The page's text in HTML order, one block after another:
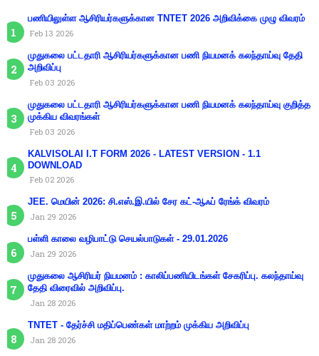
பணியிலுள்ள ஆசிரியர்களுக்கான TNTET 2026 அறிவிக்கை முழு விவரம்
Feb 13 2026
முதுகலை பட்டதாரி ஆசிரியர்களுக்கான பணி நியமனக் கலந்தாய்வு தேதி
அறிவிப்பு
Feb 03 2026
முதுகலை பட்டதாரி ஆசிரியர்களுக்கான பணி நியமனக் கலந்தாய்வு குறித்த
முக்கிய விவரங்கள்
Feb 03 2026
KALVISOLAI I.T FORM 2026 - LATEST VERSION - 1.1
DOWNLOAD
Feb 02 2026
JEE. மெயின் 2026: சி.எஸ்.இ.யில் சேர கட்-ஆஃப் ரேங்க் விவரம்
Jan 29 2026
பள்ளி காலை வழிபாட்டு செயல்பாடுகள் - 29.01.2026
Jan 29 2026
முதுகலை ஆசிரியர் நியமனம் : காலிப்பணியிடங்கள் சேகரிப்பு. கலந்தாய்வு
தேதி விரைவில் அறிவிப்பு.
Jan 28 2026
TNTET - தேர்ச்சி மதிப்பெண்கள் மாற்றம் முக்கிய அறிவிப்பு
Jan 28 2026